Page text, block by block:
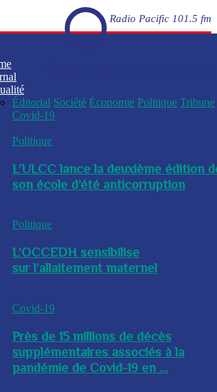
Radio Pacific 101.5 fm
Éditorial Société Économie Politique Tribune
Covid-19
Politique
L’ULCC lance la deuxième édition
son école d’été anticorruption
Politique
L’OCCEDH sensibilise
sur l’allaitement maternel
Covid-19
Près de 15 millions de décès
supplémentaires associés à la
pandémie de Covid-19 en ...